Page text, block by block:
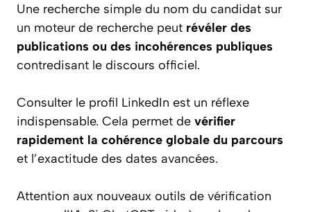
Une recherche simple du nom du candidat sur
un moteur de recherche peut révéler des
publications ou des incohérences publiques
contredisant le discours officiel.
Consulter le profil LinkedIn est un réflexe
indispensable. Cela permet de vérifier
rapidement la cohérence globale du parcours
et l’exactitude des dates avancées.
Attention aux nouveaux outils de vérification